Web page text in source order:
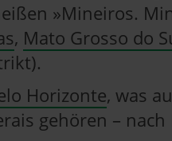
»Mineiros.
, Mato Grosso do
Horizonte, was
gehören –